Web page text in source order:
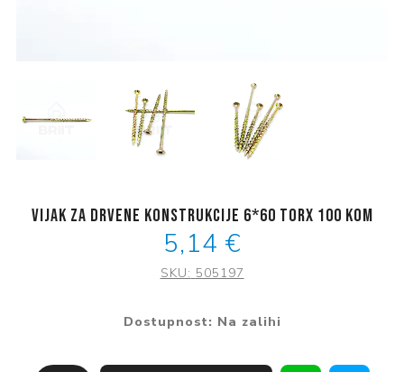
Vijak za drvene konstrukcije 6*60 torx 100 kom
5,14 €
SKU: 505197
Dostupnost: Na zalihi